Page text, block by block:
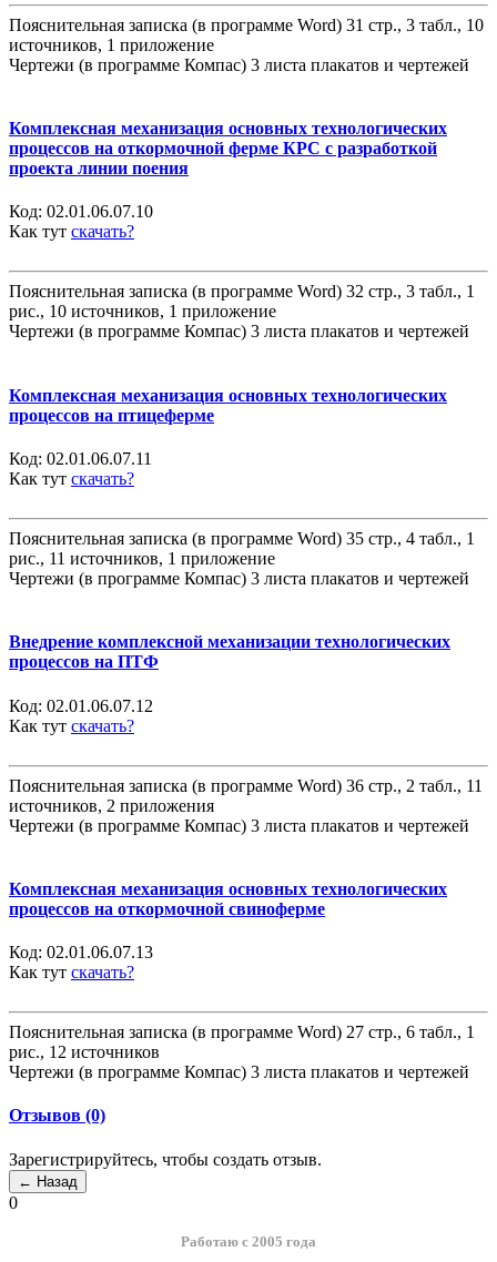
Пояснительная записка (в программе Word) 31 стр., 3 табл., 10
источников, 1 приложение
Чертежи (в программе Компас) 3 листа плакатов и чертежей
Комплексная механизация основных технологических
процессов на откормочной ферме КРС с разработкой
проекта линии поения
Код: 02.01.06.07.10
Как тут скачать?
Пояснительная записка (в программе Word) 32 стр., 3 табл., 1
рис., 10 источников, 1 приложение
Чертежи (в программе Компас) 3 листа плакатов и чертежей
Комплексная механизация основных технологических
процессов на птицеферме
Код: 02.01.06.07.11
Как тут скачать?
Пояснительная записка (в программе Word) 35 стр., 4 табл., 1
рис., 11 источников, 1 приложение
Чертежи (в программе Компас) 3 листа плакатов и чертежей
Внедрение комплексной механизации технологических
процессов на ПТФ
Код: 02.01.06.07.12
Как тут скачать?
Пояснительная записка (в программе Word) 36 стр., 2 табл., 11
источников, 2 приложения
Чертежи (в программе Компас) 3 листа плакатов и чертежей
Комплексная механизация основных технологических
процессов на откормочной свиноферме
Код: 02.01.06.07.13
Как тут скачать?
Пояснительная записка (в программе Word) 27 стр., 6 табл., 1
рис., 12 источников
Чертежи (в программе Компас) 3 листа плакатов и чертежей
Отзывов (0)
Зарегистрируйтесь, чтобы создать отзыв.
0
Работаю с 2005 года